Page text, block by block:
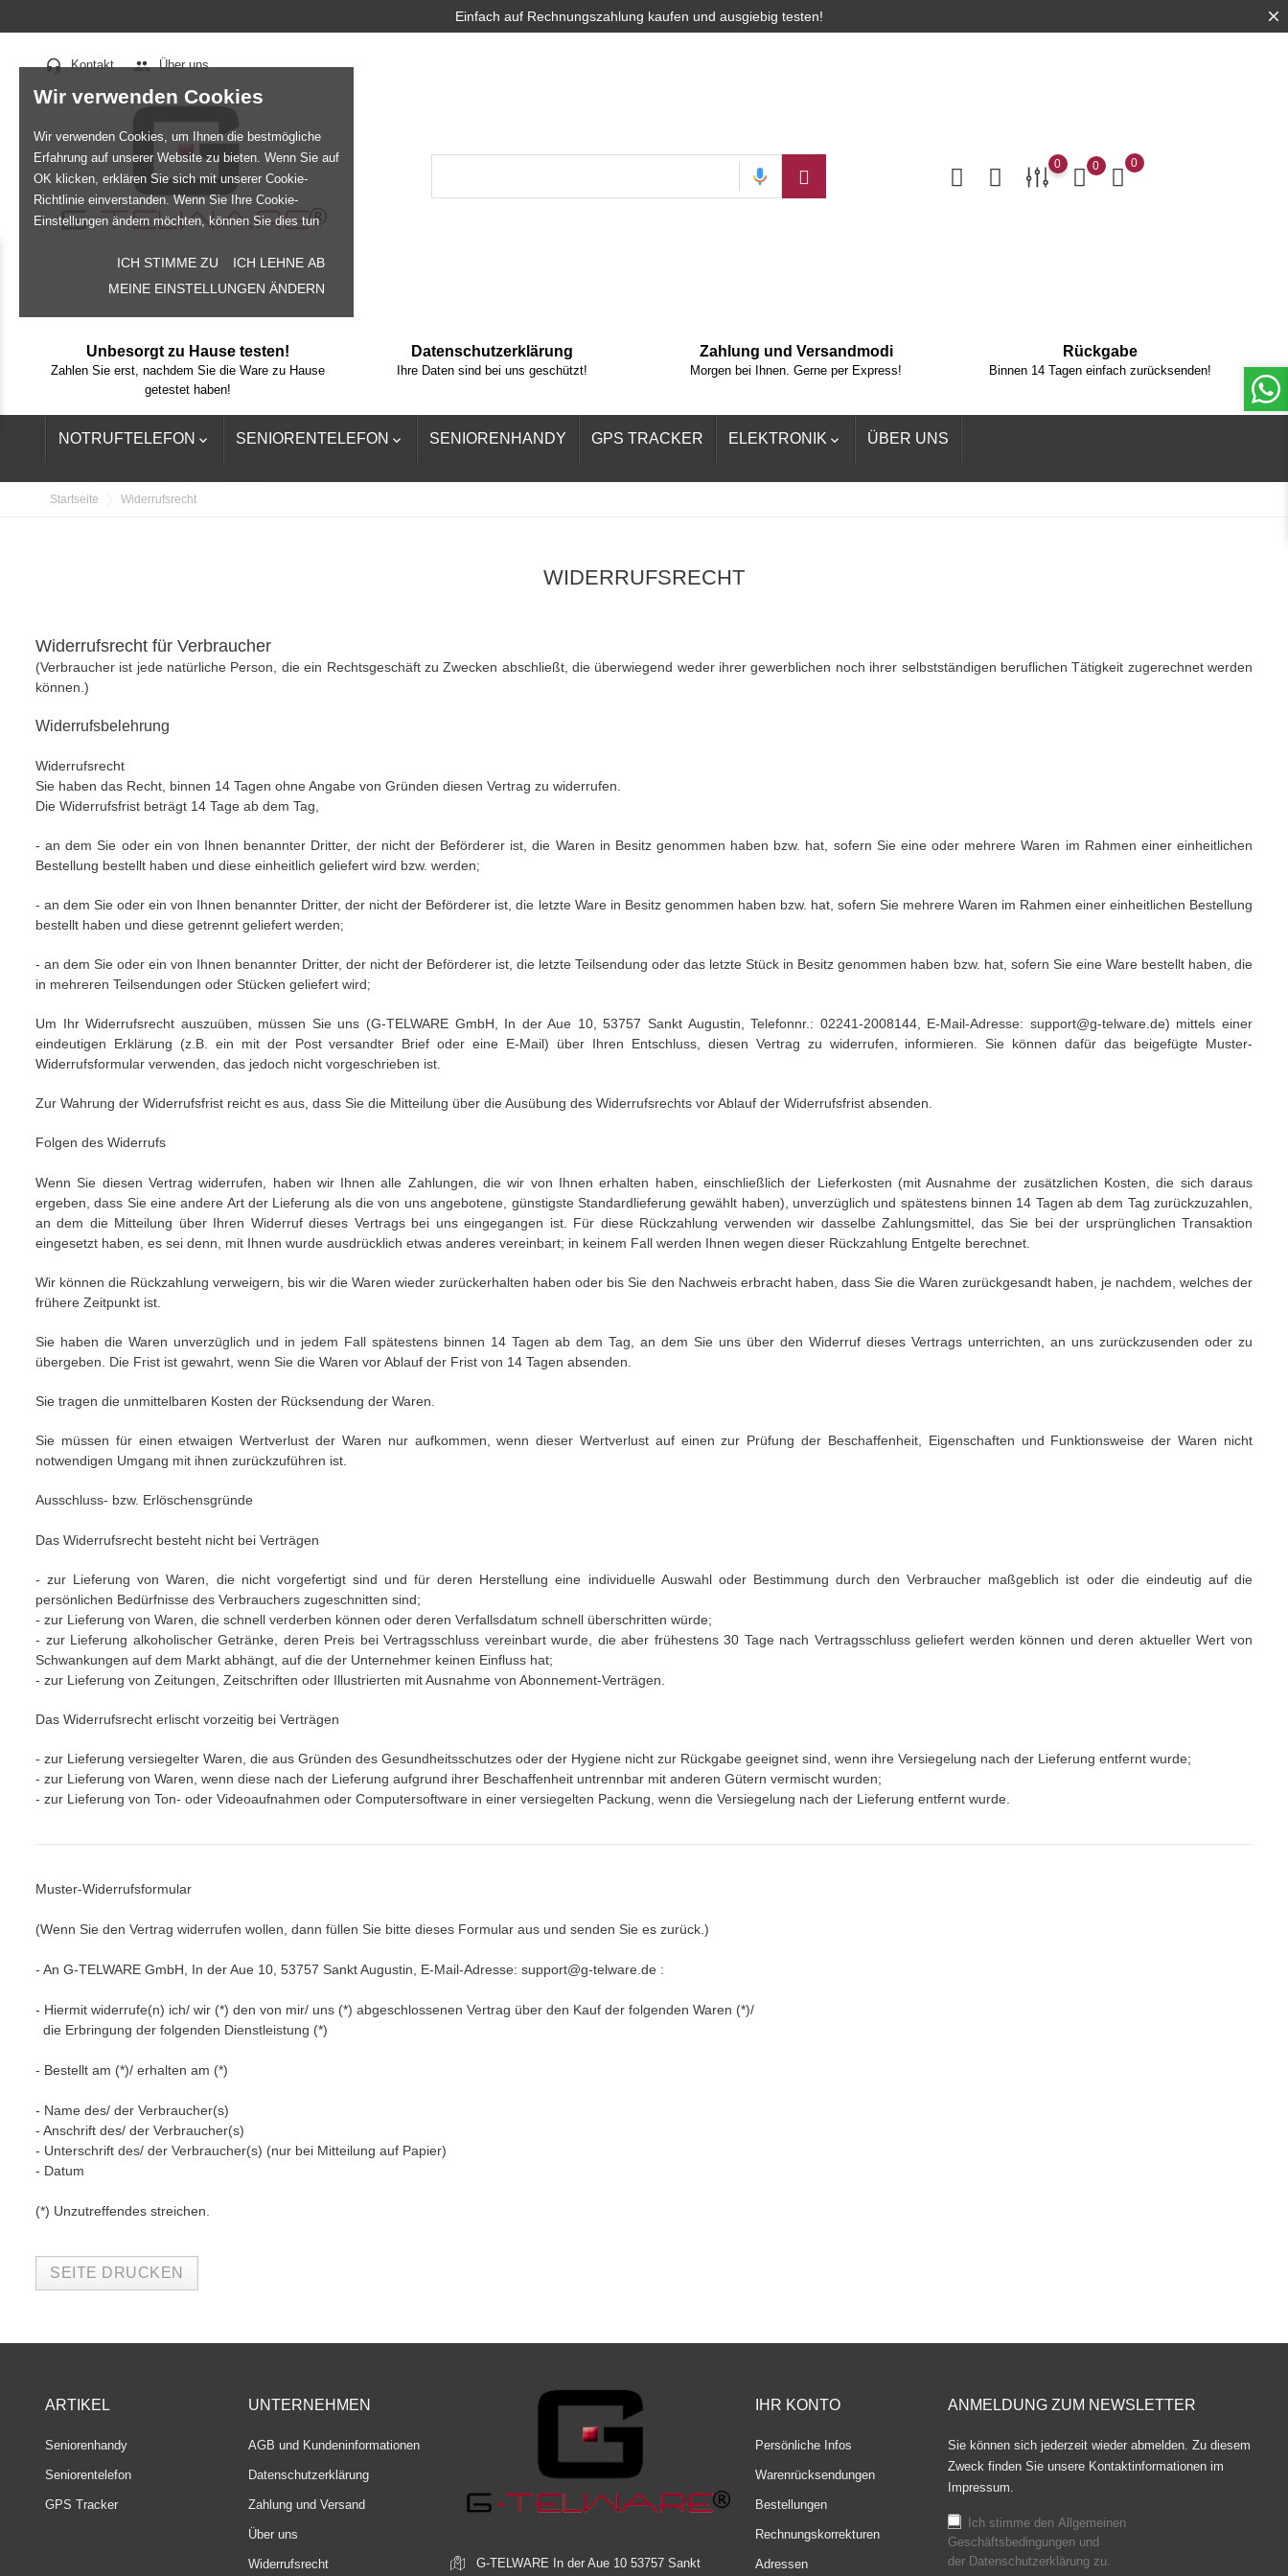
Wir verwenden Cookies
Wir verwenden Cookies, um Ihnen die bestmögliche
Erfahrung auf unserer Website zu bieten. Wenn Sie auf
OK klicken, erklären Sie sich mit unserer Cookie-
Richtlinie einverstanden. Wenn Sie Ihre Cookie-
Einstellungen ändern möchten, können Sie dies tun
ICH STIMME ZU
ICH LEHNE AB
MEINE EINSTELLUNGEN ÄNDERN
Einfach auf Rechnungszahlung kaufen und ausgiebig testen!
headset_mic Kontakt people Über uns
0 0 0
Unbesorgt zu Hause testen!
Zahlen Sie erst, nachdem Sie die Ware zu Hause
getestet haben!
Datenschutzerklärung
Ihre Daten sind bei uns geschützt!
Zahlung und Versandmodi
Morgen bei Ihnen. Gerne per Express!
Rückgabe
Binnen 14 Tagen einfach zurücksenden!
NOTRUFTELEFON  SENIORENTELEFON  SENIORENHANDY GPS TRACKER ELEKTRONIK  ÜBER UNS
Startseite Widerrufsrecht
WIDERRUFSRECHT
Widerrufsrecht für Verbraucher
(Verbraucher ist jede natürliche Person, die ein Rechtsgeschäft zu Zwecken abschließt, die überwiegend weder ihrer gewerblichen noch ihrer selbstständigen beruflichen Tätigkeit zugerechnet werden
können.)
Widerrufsbelehrung
Widerrufsrecht
Sie haben das Recht, binnen 14 Tagen ohne Angabe von Gründen diesen Vertrag zu widerrufen.
Die Widerrufsfrist beträgt 14 Tage ab dem Tag,
- an dem Sie oder ein von Ihnen benannter Dritter, der nicht der Beförderer ist, die Waren in Besitz genommen haben bzw. hat, sofern Sie eine oder mehrere Waren im Rahmen einer einheitlichen
Bestellung bestellt haben und diese einheitlich geliefert wird bzw. werden;
- an dem Sie oder ein von Ihnen benannter Dritter, der nicht der Beförderer ist, die letzte Ware in Besitz genommen haben bzw. hat, sofern Sie mehrere Waren im Rahmen einer einheitlichen Bestellung
bestellt haben und diese getrennt geliefert werden;
- an dem Sie oder ein von Ihnen benannter Dritter, der nicht der Beförderer ist, die letzte Teilsendung oder das letzte Stück in Besitz genommen haben bzw. hat, sofern Sie eine Ware bestellt haben, die
in mehreren Teilsendungen oder Stücken geliefert wird;
Um Ihr Widerrufsrecht auszuüben, müssen Sie uns (G-TELWARE GmbH, In der Aue 10, 53757 Sankt Augustin, Telefonnr.: 02241-2008144, E-Mail-Adresse: support@g-telware.de) mittels einer
eindeutigen Erklärung (z.B. ein mit der Post versandter Brief oder eine E-Mail) über Ihren Entschluss, diesen Vertrag zu widerrufen, informieren. Sie können dafür das beigefügte Muster-
Widerrufsformular verwenden, das jedoch nicht vorgeschrieben ist.
Zur Wahrung der Widerrufsfrist reicht es aus, dass Sie die Mitteilung über die Ausübung des Widerrufsrechts vor Ablauf der Widerrufsfrist absenden.
Folgen des Widerrufs
Wenn Sie diesen Vertrag widerrufen, haben wir Ihnen alle Zahlungen, die wir von Ihnen erhalten haben, einschließlich der Lieferkosten (mit Ausnahme der zusätzlichen Kosten, die sich daraus
ergeben, dass Sie eine andere Art der Lieferung als die von uns angebotene, günstigste Standardlieferung gewählt haben), unverzüglich und spätestens binnen 14 Tagen ab dem Tag zurückzuzahlen,
an dem die Mitteilung über Ihren Widerruf dieses Vertrags bei uns eingegangen ist. Für diese Rückzahlung verwenden wir dasselbe Zahlungsmittel, das Sie bei der ursprünglichen Transaktion
eingesetzt haben, es sei denn, mit Ihnen wurde ausdrücklich etwas anderes vereinbart; in keinem Fall werden Ihnen wegen dieser Rückzahlung Entgelte berechnet.
Wir können die Rückzahlung verweigern, bis wir die Waren wieder zurückerhalten haben oder bis Sie den Nachweis erbracht haben, dass Sie die Waren zurückgesandt haben, je nachdem, welches der
frühere Zeitpunkt ist.
Sie haben die Waren unverzüglich und in jedem Fall spätestens binnen 14 Tagen ab dem Tag, an dem Sie uns über den Widerruf dieses Vertrags unterrichten, an uns zurückzusenden oder zu
übergeben. Die Frist ist gewahrt, wenn Sie die Waren vor Ablauf der Frist von 14 Tagen absenden.
Sie tragen die unmittelbaren Kosten der Rücksendung der Waren.
Sie müssen für einen etwaigen Wertverlust der Waren nur aufkommen, wenn dieser Wertverlust auf einen zur Prüfung der Beschaffenheit, Eigenschaften und Funktionsweise der Waren nicht
notwendigen Umgang mit ihnen zurückzuführen ist.
Ausschluss- bzw. Erlöschensgründe
Das Widerrufsrecht besteht nicht bei Verträgen
- zur Lieferung von Waren, die nicht vorgefertigt sind und für deren Herstellung eine individuelle Auswahl oder Bestimmung durch den Verbraucher maßgeblich ist oder die eindeutig auf die
persönlichen Bedürfnisse des Verbrauchers zugeschnitten sind;
- zur Lieferung von Waren, die schnell verderben können oder deren Verfallsdatum schnell überschritten würde;
- zur Lieferung alkoholischer Getränke, deren Preis bei Vertragsschluss vereinbart wurde, die aber frühestens 30 Tage nach Vertragsschluss geliefert werden können und deren aktueller Wert von
Schwankungen auf dem Markt abhängt, auf die der Unternehmer keinen Einfluss hat;
- zur Lieferung von Zeitungen, Zeitschriften oder Illustrierten mit Ausnahme von Abonnement-Verträgen.
Das Widerrufsrecht erlischt vorzeitig bei Verträgen
- zur Lieferung versiegelter Waren, die aus Gründen des Gesundheitsschutzes oder der Hygiene nicht zur Rückgabe geeignet sind, wenn ihre Versiegelung nach der Lieferung entfernt wurde;
- zur Lieferung von Waren, wenn diese nach der Lieferung aufgrund ihrer Beschaffenheit untrennbar mit anderen Gütern vermischt wurden;
- zur Lieferung von Ton- oder Videoaufnahmen oder Computersoftware in einer versiegelten Packung, wenn die Versiegelung nach der Lieferung entfernt wurde.
Muster-Widerrufsformular
(Wenn Sie den Vertrag widerrufen wollen, dann füllen Sie bitte dieses Formular aus und senden Sie es zurück.)
- An G-TELWARE GmbH, In der Aue 10, 53757 Sankt Augustin E-Mail-Adresse: support@g-telware.de :
- Hiermit widerrufe(n) ich/ wir (*) den von mir/ uns (*) abgeschlossenen Vertrag über den Kauf der folgenden Waren (*)/
die Erbringung der folgenden Dienstleistung (*)
- Bestellt am (*)/ erhalten am (*)
- Name des/ der Verbraucher(s)
- Anschrift des/ der Verbraucher(s)
- Unterschrift des/ der Verbraucher(s) (nur bei Mitteilung auf Papier)
- Datum
(*) Unzutreffendes streichen.
ARTIKEL
Seniorenhandy
Seniorentelefon
GPS Tracker
UNTERNEHMEN
AGB und Kundeninformationen
Datenschutzerklärung
Zahlung und Versand
Über uns
Widerrufsrecht G-TELWARE In der Aue 10 53757 Sankt
IHR KONTO
Persönliche Infos
Warenrücksendungen
Bestellungen
Rechnungskorrekturen
Adressen
ANMELDUNG ZUM NEWSLETTER
Sie können sich jederzeit wieder abmelden. Zu diesem
Zweck finden Sie unsere Kontaktinformationen im
Impressum.
Ich stimme denAllgemeinen
Geschäftsbedingungen und
der Datenschutzerklärung zu.